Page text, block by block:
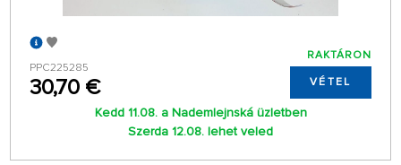
PPC225285
30,70 €
RAKTÁRON
VÉTEL
Kedd 11.08. a Nademlejnská üzletben
Szerda 12.08. lehet veled